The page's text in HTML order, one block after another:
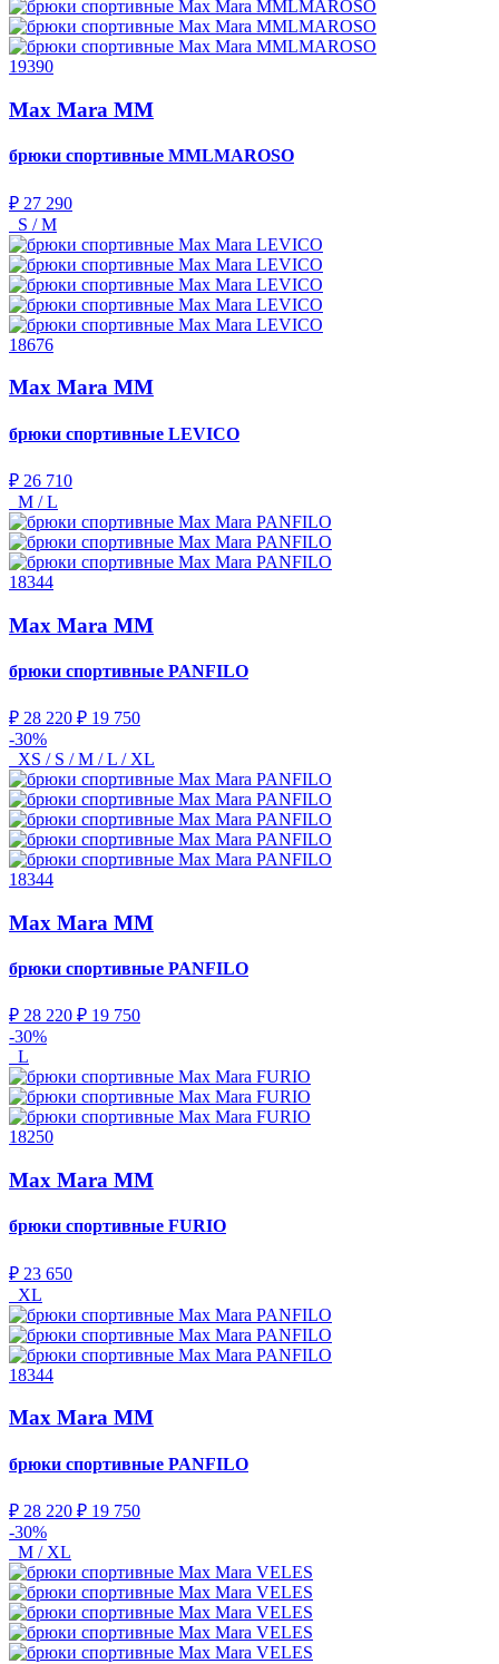
19390
Max Mara MM
брюки спортивные MMLMAROSO
₽ 27 290
S / M
18676
Max Mara MM
брюки спортивные LEVICO
₽ 26 710
M / L
18344
Max Mara MM
брюки спортивные PANFILO
₽ 28 220 ₽ 19 750
-30%
XS / S / M / L / XL
18344
Max Mara MM
брюки спортивные PANFILO
₽ 28 220 ₽ 19 750
-30%
L
18250
Max Mara MM
брюки спортивные FURIO
₽ 23 650
XL
18344
Max Mara MM
брюки спортивные PANFILO
₽ 28 220 ₽ 19 750
-30%
M / XL